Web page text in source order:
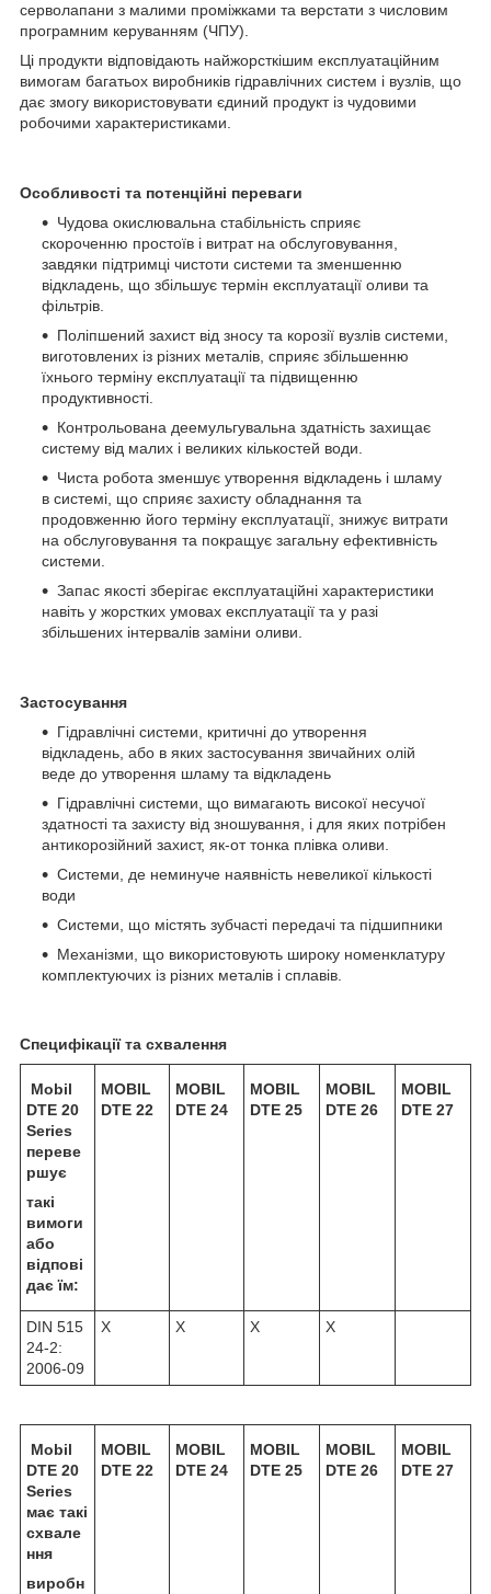
серволапани з малими проміжками та верстати з числовим
програмним керуванням (ЧПУ).
Ці продукти відповідають найжорсткішим експлуатаційним
вимогам багатьох виробників гідравлічних систем і вузлів, що
дає змогу використовувати єдиний продукт із чудовими
робочими характеристиками.
Особливості та потенційні переваги
Чудова окислювальна стабільність сприяє
скороченню простоїв і витрат на обслуговування,
завдяки підтримці чистоти системи та зменшенню
відкладень, що збільшує термін експлуатації оливи та
фільтрів.
Поліпшений захист від зносу та корозії вузлів системи,
виготовлених із різних металів, сприяє збільшенню
їхнього терміну експлуатації та підвищенню
продуктивності.
Контрольована деемульгувальна здатність захищає
систему від малих і великих кількостей води.
Чиста робота зменшує утворення відкладень і шламу
в системі, що сприяє захисту обладнання та
продовженню його терміну експлуатації, знижує витрати
на обслуговування та покращує загальну ефективність
системи.
Запас якості зберігає експлуатаційні характеристики
навіть у жорстких умовах експлуатації та у разі
збільшених інтервалів заміни оливи.
Застосування
Гідравлічні системи, критичні до утворення
відкладень, або в яких застосування звичайних олій
веде до утворення шламу та відкладень
Гідравлічні системи, що вимагають високої несучої
здатності та захисту від зношування, і для яких потрібен
антикорозійний захист, як-от тонка плівка оливи.
Системи, де неминуче наявність невеликої кількості
води
Системи, що містять зубчасті передачі та підшипники
Механізми, що використовують широку номенклатуру
комплектуючих із різних металів і сплавів.
Специфікації та схвалення
Mobil
DTE 20
Series
переве
ршує
такі
вимоги
або
відпові
дає їм:
MOBIL
DTE 22
MOBIL
DTE 24
MOBIL
DTE 25
MOBIL
DTE 26
MOBIL
DTE 27
DIN 515
24-2:
2006-09
X X X X
Mobil
DTE 20
Series
має такі
схвале
ння
виробн
MOBIL
DTE 22
MOBIL
DTE 24
MOBIL
DTE 25
MOBIL
DTE 26
MOBIL
DTE 27